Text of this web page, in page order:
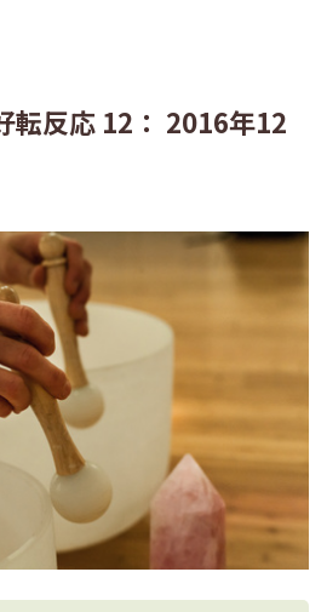
転反応 12： 2016年12